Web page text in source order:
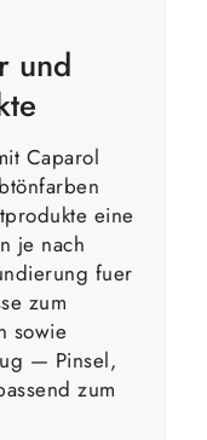
und
Caparol
eine
je nach
fuer
zum
sowie
— Pinsel,
zum